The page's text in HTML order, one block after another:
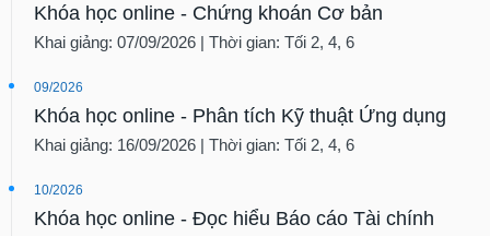
Khóa học online - Chứng khoán Cơ bản
Khai giảng: 07/09/2026 | Thời gian: Tối 2, 4, 6
09/2026
Khóa học online - Phân tích Kỹ thuật Ứng dụng
Khai giảng: 16/09/2026 | Thời gian: Tối 2, 4, 6
10/2026
Khóa học online - Đọc hiểu Báo cáo Tài chính